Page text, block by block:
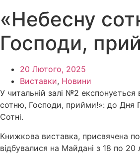
«Небесну
Господи,
20 Лютого, 2025
Виставки, Новини
У читальній залі №2
сотню, Господи, прийми!»: до Дня
Сотні.
Книжкова виставка, присвячена
відбувалися на Майдані з 18 по